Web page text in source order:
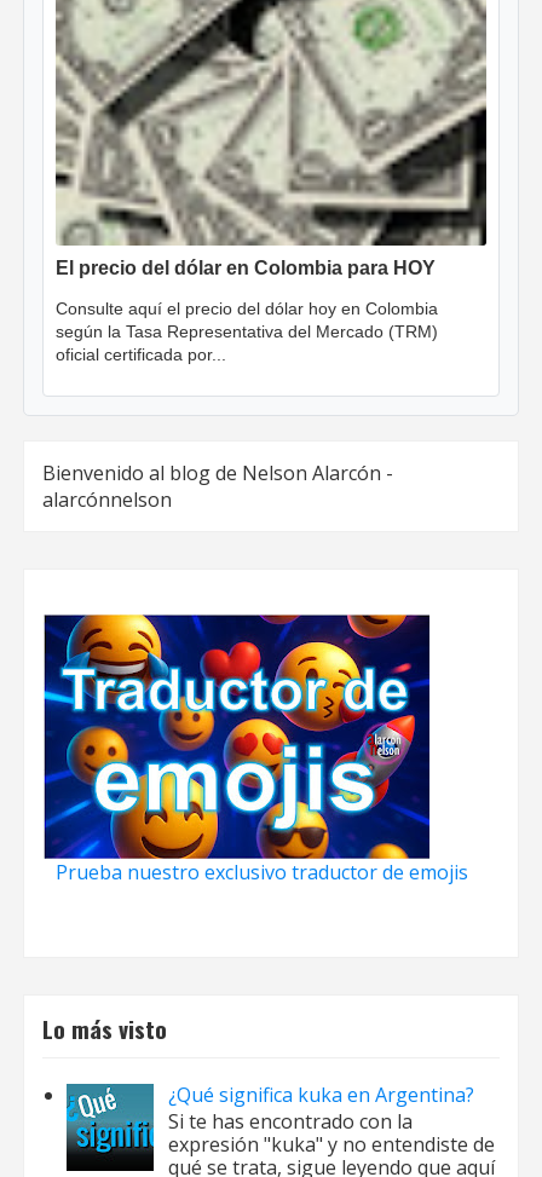
El precio del dólar en Colombia para HOY
Consulte aquí el precio del dólar hoy en Colombia
según la Tasa Representativa del Mercado (TRM)
oficial certificada por...
Bienvenido al blog de Nelson Alarcón -
alarcónnelson
Prueba nuestro exclusivo traductor de emojis
Lo más visto
¿Qué significa kuka en Argentina?
Si te has encontrado con la
expresión "kuka" y no entendiste de
qué se trata, sigue leyendo que aquí